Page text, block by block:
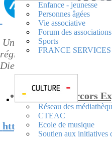
Enfance - jeunesse
Personnes âgées
Vie associative
Forum des associations
Sports
FRANCE SERVICES
Réseau des
CTEAC
Ecole de musique
Soutien aux initiatives
Un service de transport à
régional ou une gare
Die.
Royans et Vercors
http://centresocial-